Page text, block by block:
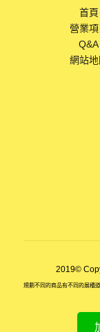
首頁
營業項
Q&A
網站地
2019©
展場佈置規劃不同的商品有不同的展櫃